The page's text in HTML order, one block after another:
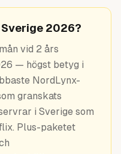
2026?
vid 2 års
— högst betyg i
NordLynx-
granskats
i Sverige som
Plus-paketet